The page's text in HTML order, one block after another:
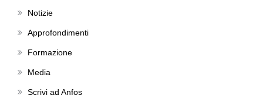
Notizie
Approfondimenti
Formazione
Media
Scrivi ad Anfos